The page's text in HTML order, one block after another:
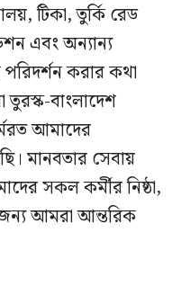
টিকা, তুর্কি রেড
এবং অন্যান্য
পরিদর্শন করার কথা
বাংলাদেশ
আমাদের
মানবতার সেবায়
সকল কর্মীর নিষ্ঠা,
জন্য আমরা আন্তরিক